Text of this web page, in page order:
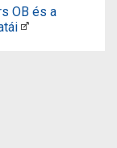
OB és a